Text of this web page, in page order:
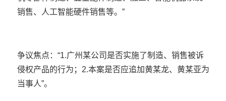
销售、人工智能硬件销售等。”
争议焦点：“1.广州某公司是否实施了制造、销售被诉
侵权产品的行为；2.本案是否应追加黄某龙、黄某亚为
当事人”。